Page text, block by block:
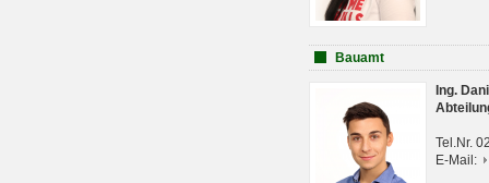
Bauamt
Ing.
Tel.Nr.
E-Mail: